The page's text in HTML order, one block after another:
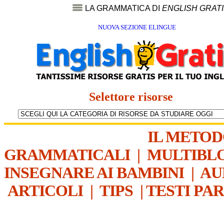
LA GRAMMATICA DI ENGLISH
NUOVA SEZIONE ELINGUE
Selettore risorse
IL
GRAMMATICALI|
INSEGNARE AI BAMBINI|
ARTICOLI| TIPS | TESTI